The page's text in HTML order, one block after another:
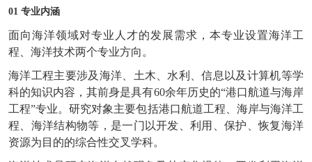
01 专业内涵
面向海洋领域对专业人才的发展需求，本专业设置海洋工
程、海洋技术两个专业方向。
海洋工程主要涉及海洋、土木、水利、信息以及计算机等学
科的知识内容，其前身是具有60余年历史的“港口航道与海岸
工程”专业。研究对象主要包括港口航道工程、海岸与海洋工
程、海洋结构物等，是一门以开发、利用、保护、恢复海洋
资源为目的的综合性交叉学科。